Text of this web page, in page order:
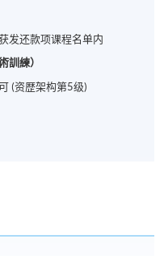
发还款项课程名单内
訓練）
(资歴架构第5级)